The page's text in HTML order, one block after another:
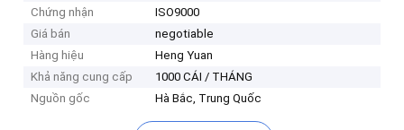
Chứng nhận
ISO9000
Giá bán
negotiable
Hàng hiệu
Heng Yuan
Khả năng cung cấp
1000 CÁI / THÁNG
Nguồn gốc
Hà Bắc, Trung Quốc